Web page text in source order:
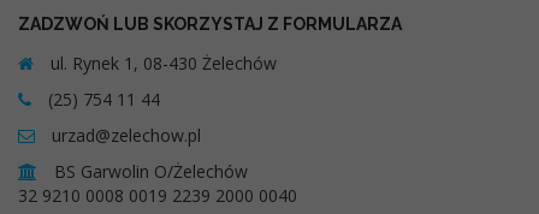
ZADZWOŃ LUB SKORZYSTAJ Z FORMULARZA
ul. Rynek 1, 08-430 Żelechów
(25) 754 11 44
urzad@zelechow.pl
BS Garwolin O/Żelechów
32 9210 0008 0019 2239 2000 0040